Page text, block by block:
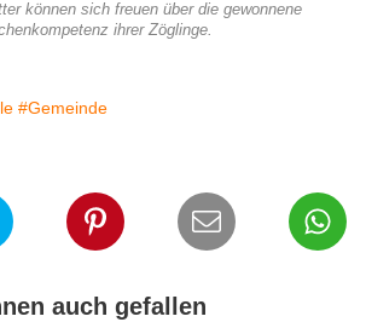
können sich freuen über die gewonnene
ihrer Zöglinge.
#Gemeinde
auch gefallen